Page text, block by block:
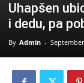
Uhapšen
i dedu, pa
By Admin -